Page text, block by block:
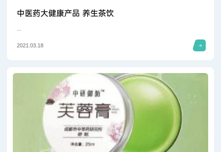
中医药大健康产品 养生茶饮
2021.03.18